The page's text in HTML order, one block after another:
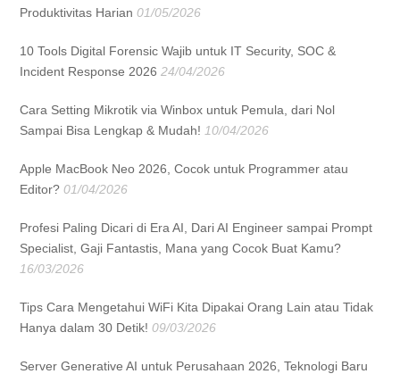
Produktivitas Harian 01/05/2026
10 Tools Digital Forensic Wajib untuk IT Security, SOC &
Incident Response 2026 24/04/2026
Cara Setting Mikrotik via Winbox untuk Pemula, dari Nol
Sampai Bisa Lengkap & Mudah! 10/04/2026
Apple MacBook Neo 2026, Cocok untuk Programmer atau
Editor? 01/04/2026
Profesi Paling Dicari di Era AI, Dari AI Engineer sampai Prompt
Specialist, Gaji Fantastis, Mana yang Cocok Buat Kamu?
16/03/2026
Tips Cara Mengetahui WiFi Kita Dipakai Orang Lain atau Tidak
Hanya dalam 30 Detik! 09/03/2026
Server Generative AI untuk Perusahaan 2026, Teknologi Baru